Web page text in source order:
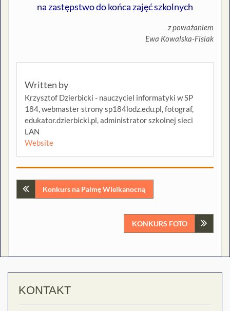
na zastępstwo do końca zajęć szkolnych
z poważaniem
Ewa Kowalska-Fisiak
Written by
Krzysztof Dzierbicki - nauczyciel informatyki w SP
184, webmaster strony sp184lodz.edu.pl, fotograf,
edukator.dzierbicki.pl, administrator szkolnej sieci
LAN
Website
Nawigacja
Konkurs na Palmę Wielkanocną
KONKURS FOTO
KONTAKT